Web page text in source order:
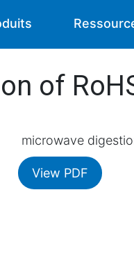
of
microwave
View PDF